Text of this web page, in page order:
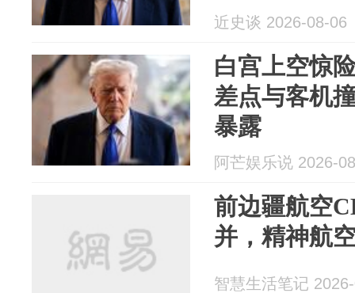
近史谈 2026-08-06
白宫上空惊
差点与客机
暴露
阿芒娱乐说 2026-
前边疆航空
并，精神航
智慧生活笔记